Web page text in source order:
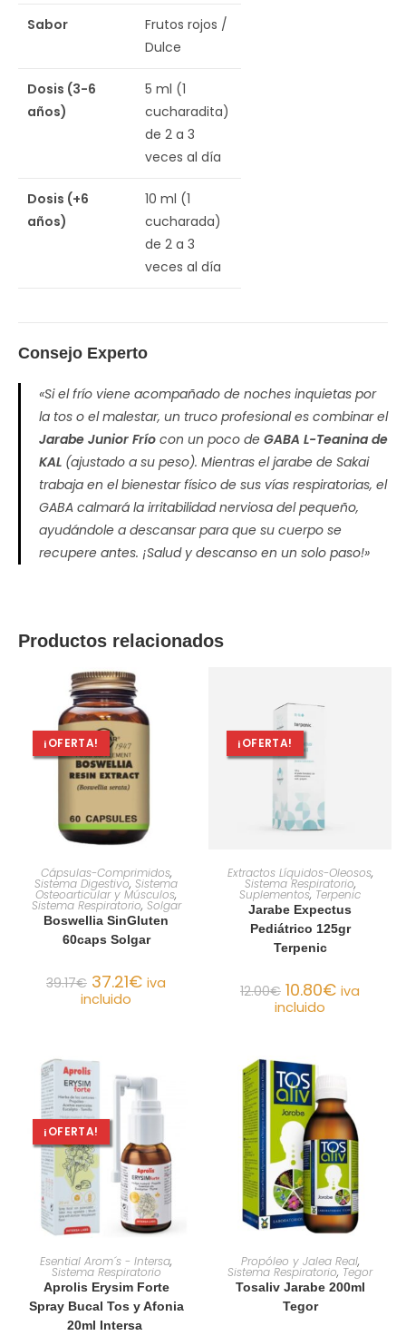
Sabor
Frutos rojos /
Dulce
Dosis (3-6
años)
5 ml (1
cucharadita)
de 2 a 3
veces al día
Dosis (+6
años)
10 ml (1
cucharada)
de 2 a 3
veces al día
Consejo Experto
«Si el frío viene acompañado de noches inquietas por
la tos o el malestar, un truco profesional es combinar el
Jarabe Junior Frío con un poco de GABA L-Teanina de
KAL (ajustado a su peso). Mientras el jarabe de Sakai
trabaja en el bienestar físico de sus vías respiratorias, el
GABA calmará la irritabilidad nerviosa del pequeño,
ayudándole a descansar para que su cuerpo se
recupere antes. ¡Salud y descanso en un solo paso!»
Productos relacionados
¡OFERTA!
AÑADIR AL CARRITO
Cápsulas-Comprimidos,
Sistema Digestivo, Sistema
Osteoarticular y Músculos,
Sistema Respiratorio, Solgar
Boswellia SinGluten
60caps Solgar
39.17€ 37.21€ iva
incluido
¡OFERTA!
AÑADIR AL CARRITO
Extractos Líquidos-Oleosos,
Sistema Respiratorio,
Suplementos, Terpenic
Jarabe Expectus
Pediátrico 125gr
Terpenic
12.00€ 10.80€ iva
incluido
¡OFERTA!
AÑADIR AL CARRITO
Esential Arom´s - Intersa,
Sistema Respiratorio
Aprolis Erysim Forte
Spray Bucal Tos y Afonia
20ml Intersa
AÑADIR AL CARRITO
Propóleo y Jalea Real,
Sistema Respiratorio, Tegor
Tosaliv Jarabe 200ml
Tegor